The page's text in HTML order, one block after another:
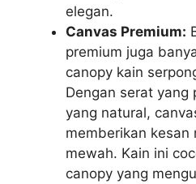
elegan.
Canvas Premium:
premium juga
canopy kain
Dengan serat yang
yang natural,
memberikan
mewah. Kain ini
canopy yang